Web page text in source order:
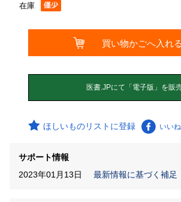
在庫
ほしいものリストに登録 いいね
サポート情報
2023年01月13日
最新情報に基づく補足